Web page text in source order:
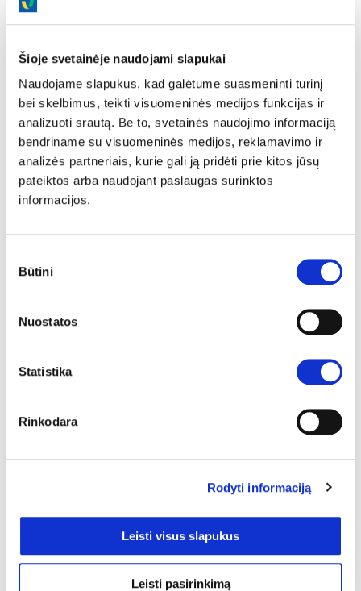
Šioje svetainėje naudojami slapukai
Naudojame slapukus, kad galėtume suasmeninti turinį
bei skelbimus, teikti visuomeninės medijos funkcijas ir
analizuoti srautą. Be to, svetainės naudojimo informaciją
bendriname su visuomeninės medijos, reklamavimo ir
analizės partneriais, kurie gali ją pridėti prie kitos jūsų
pateiktos arba naudojant paslaugas surinktos
informacijos.
pasirinkimas
Būtini
Nuostatos
Statistika
Rinkodara
Rodyti informaciją
Leisti visus slapukus
Leisti pasirinkimą
VPS serveriai
VPS serveriai skirti projektams, kuriems įprasto hostingo
nepakanka ir reikia daugiau galios, lankstumo bei
kontrolės. Tai sprendimas tiems, kuriems reikia ne tik
talpinti svetainę, bet ir turėti pilnai valdomą serverio
aplinką.
procesoriumi, RAM atmintimi, vieta diske ir IP adresu.
Galite patys pasirinkti operacinę sistemą, konfigūraciją
poreikius.
Prisijungimai klientams
Jei naudojote serveriai.lt prisijungimui prie paslaugų –
Prisijungti prie WebMail (pašto)
Kaip prisijungti prie DirectAdmin valdymo